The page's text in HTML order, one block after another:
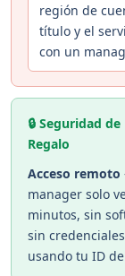
región de
título y el
con un
🔒 Seguridad
Regalo
Acceso remoto
manager solo
minutos, sin
sin
usando tu ID